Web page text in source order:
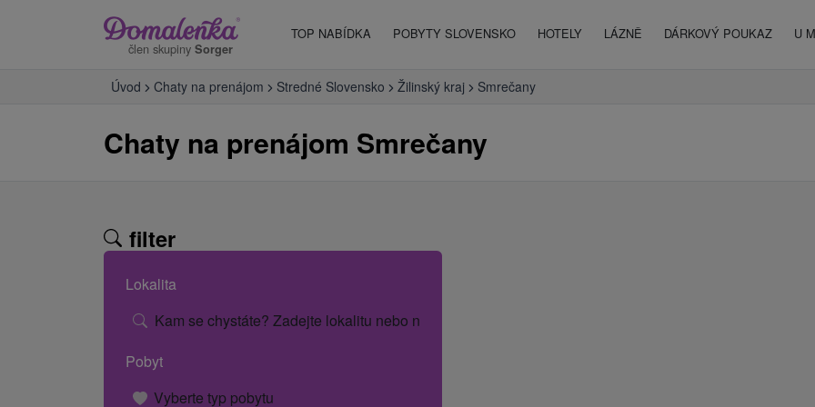
člen skupiny Sorger
TOP NABÍDKA POBYTY SLOVENSKO HOTELY LÁZNĚ DÁRKOVÝ POUKAZ U
Úvod Chaty na prenájom Stredné Slovensko Žilinský kraj Smrečany
Chaty na prenájom Smrečany
filter
Lokalita
Kam se chystáte? Zadejte lokalitu nebo název hotelu.
Pobyt
Vyberte typ pobytu